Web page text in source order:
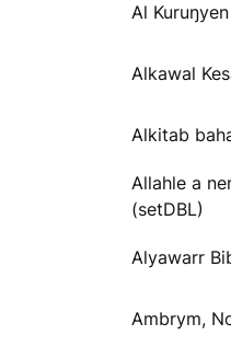
Al
Alkawal
Alkitab
Allahle a
(setDBL)
Alyawarr
Ambrym,